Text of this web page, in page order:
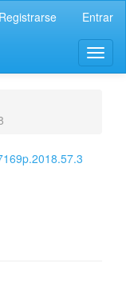
Registrarse Entrar